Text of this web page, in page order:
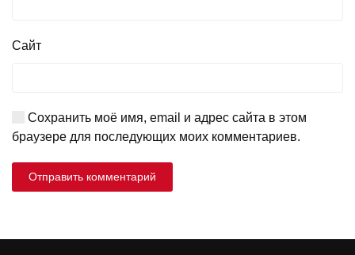
Сайт
Сохранить моё имя, email и адрес сайта в этом
браузере для последующих моих комментариев.
Отправить комментарий